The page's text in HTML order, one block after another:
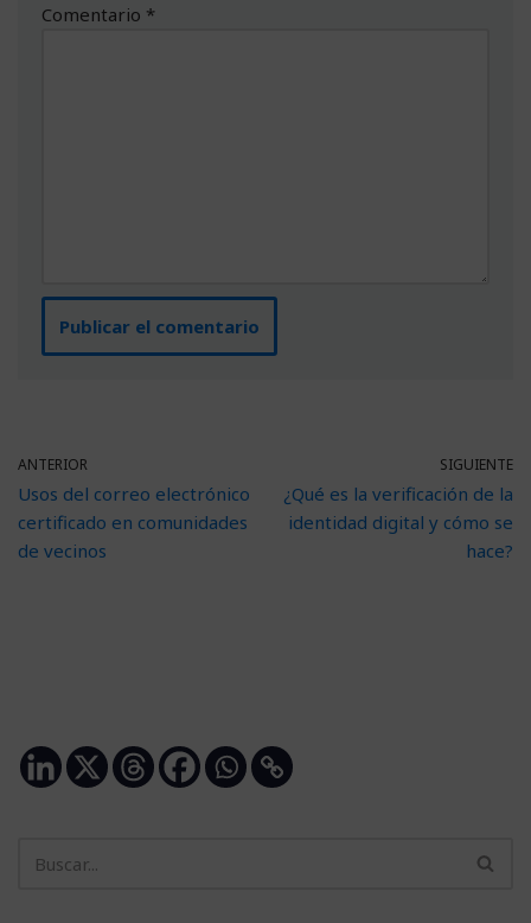
Comentario *
ANTERIOR
Usos del correo electrónico
certificado en comunidades
de vecinos
SIGUIENTE
¿Qué es la verificación de la
identidad digital y cómo se
hace?